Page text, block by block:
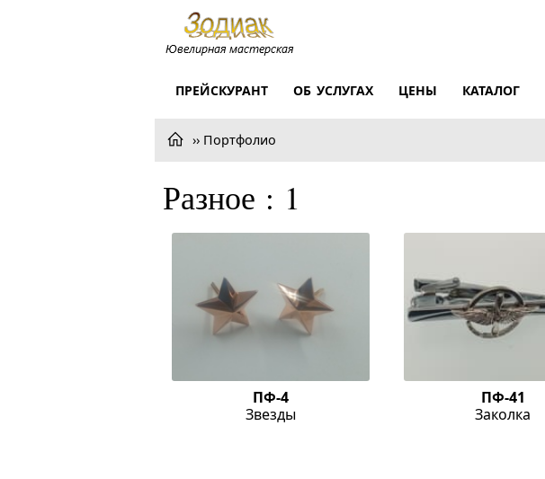
ПРЕЙСКУРАНТ ОБ УСЛУГАХ ЦЕНЫ КАТАЛОГ
Портфолио
Разное : 1
ПФ-4
Звезды
ПФ-41
Заколка